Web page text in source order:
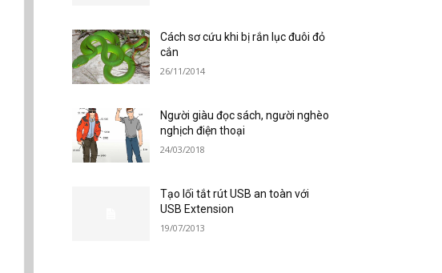
Cách sơ cứu khi bị rắn lục đuôi đỏ
cắn
26/11/2014
Người giàu đọc sách, người nghèo
nghịch điện thoại
24/03/2018
Tạo lối tắt rút USB an toàn với
USB Extension
19/07/2013